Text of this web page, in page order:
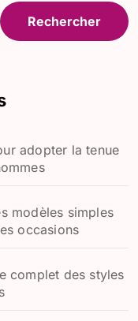
adopter la tenue
modèles simples
occasions
complet des styles